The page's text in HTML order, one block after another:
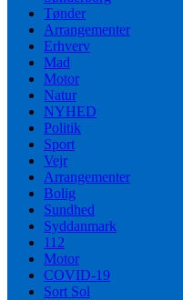
Tønder
Arrangementer
Erhverv
Mad
Motor
Natur
NYHED
Politik
Sport
Vejr
Arrangementer
Bolig
Sundhed
Syddanmark
112
Motor
COVID-19
Sort Sol